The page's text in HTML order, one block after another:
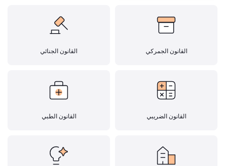
القانون الجمركي القانون الجنائي
القانون الضريبي القانون الطبي